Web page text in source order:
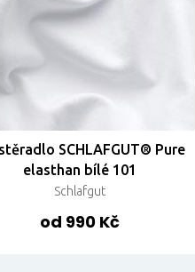
SCHLAFGUT® Pure
elasthan bílé 101
Schlafgut
od 990 Kč